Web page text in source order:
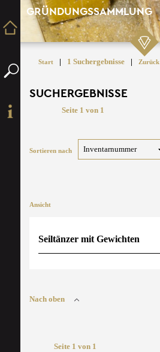
GRÜNDUNGSSAMMLUNG
Start | 1 Suchergebnisse | Zurück
SUCHERGEBNISSE
Seite 1 von 1
Sortieren nach
Ansicht
Seiltänzer mit Gewichten
Nach oben
Seite 1 von 1